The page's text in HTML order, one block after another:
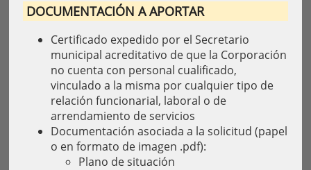
DOCUMENTACIÓN A APORTAR
Certificado expedido por el Secretario
municipal acreditativo de que la Corporación
no cuenta con personal cualificado,
vinculado a la misma por cualquier tipo de
relación funcionarial, laboral o de
arrendamiento de servicios
Documentación asociada a la solicitud (papel
o en formato de imagen .pdf):
Plano de situación